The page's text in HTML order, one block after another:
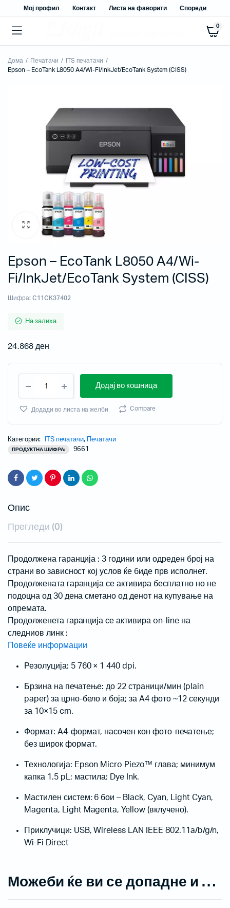
Мој профил Контакт Листа на фаворити Спореди
0
Дома Печатачи
ITS печатачи
Epson – EcoTank L8050 A4/Wi-Fi/InkJet/EcoTank System (CISS)
Epson – EcoTank L8050 A4/Wi-
Fi/InkJet/EcoTank System (CISS)
Шифра: C11CK37402
На залиха
24.868ден
Додај во кошница
Додади во листа на желби Compare
Категории: ITS печатачи, Печатачи
ПРОДУКТНА ШИФРА: 9661
Опис
Прегледи (0)
Продолжена гаранција : 3 години или одреден број на
страни во зависност кој услов ќе биде прв исполнет.
Продолжената гаранција се активира бесплатно но не
подоцна од 30 дена сметано од денот на купување на
опремата.
Продолженета гаранција се активира on-line на
следниов линк :
Повеќе информации
Резолуција: 5 760 × 1 440 dpi.
Брзина на печатење: до 22 страници/мин (plain
paper) за црно-бело и боја; за A4 фото ~12 секунди
за 10×15 cm.
Формат: A4-формат, насочен кон фото-печатење;
без широк формат.
Технологија: Epson Micro Piezo™ глава; минимум
капка 1.5 pL; мастила: Dye Ink.
Мастилен систем: 6 бои – Black, Cyan, Light Cyan,
Magenta, Light Magenta, Yellow (вклучено).
Приклучици: USB, Wireless LAN IEEE 802.11a/b/g/n,
Wi-Fi Direct
Можеби ќе ви се допадне и …